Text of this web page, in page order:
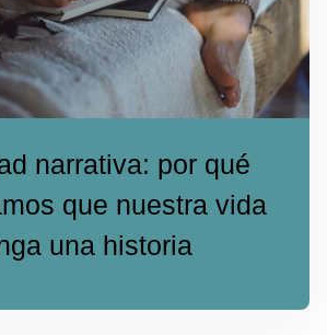
narrativa: por qué
que nuestra vida
una historia